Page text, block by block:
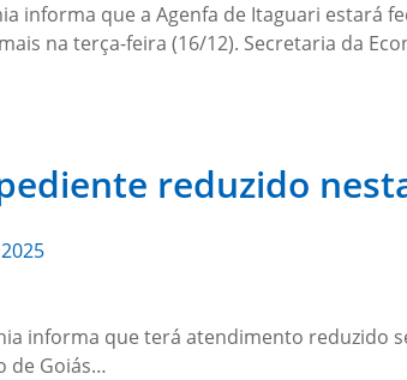
informa que a Agenfa de Itaguari
na terça-feira (16/12). Secretaria da
reduzido
informa que terá atendimento
de Goiás…